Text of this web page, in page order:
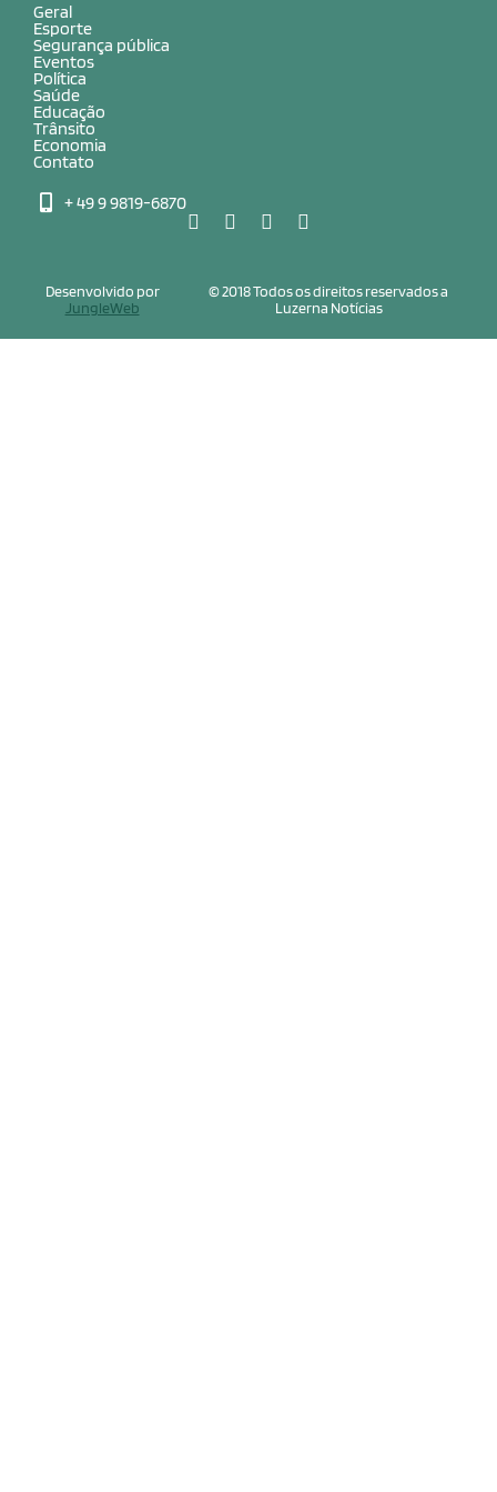
Geral
Esporte
Segurança pública
Eventos
Política
Saúde
Educação
Trânsito
Economia
Contato
+ 49 9 9819-6870
© 2018 Todos os direitos reservados a
Luzerna Notícias
Desenvolvido por
JungleWeb